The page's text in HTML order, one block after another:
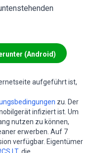
(Android)
aufgeführt ist,
zu. Der
infiziert ist. Um
nutzen zu können,
erwerben. Auf 7
verfügbar. Eigentümer